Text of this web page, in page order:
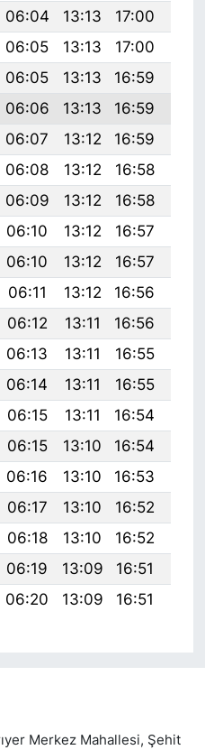
06:04 13:13 17:00
06:05 13:13 17:00
06:05 13:13 16:59
06:06 13:13 16:59
06:07 13:12 16:59
06:08 13:12 16:58
06:09 13:12 16:58
06:10 13:12 16:57
06:10 13:12 16:57
06:11 13:12 16:56
06:12 13:11 16:56
06:13 13:11 16:55
06:14 13:11 16:55
06:15 13:11 16:54
06:15 13:10 16:54
06:16 13:10 16:53
06:17 13:10 16:52
06:18 13:10 16:52
06:19 13:09 16:51
06:20 13:09 16:51
Merkez Mahallesi, Şehit